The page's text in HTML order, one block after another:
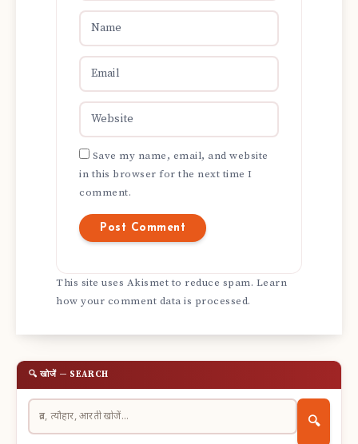
Save my name, email, and website
in this browser for the next time I
comment.
This site uses Akismet to reduce spam. Learn
how your comment data is processed.
🔍 खोजें — SEARCH
🔍